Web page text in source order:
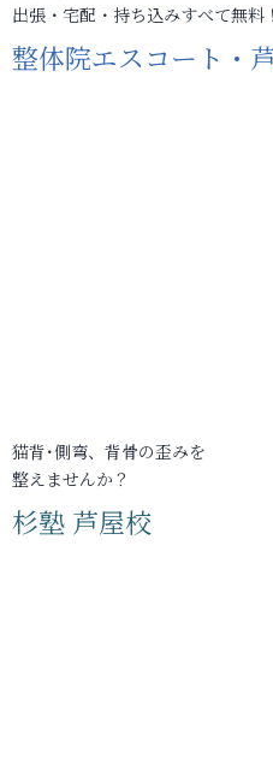
出張・宅配・持ち込みすべて無料！
整体院エスコート・
猫背･側弯、背骨の歪みを
整えませんか？
杉塾 芦屋校